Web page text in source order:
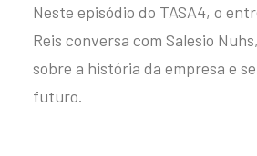
Neste episódio do TASA4, o
Reis conversa com Salesio
sobre a história da empresa e
futuro.